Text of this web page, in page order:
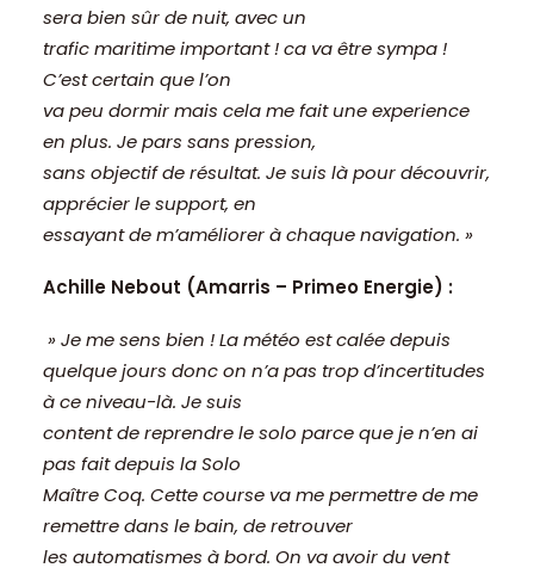
sera bien sûr de nuit, avec un
trafic maritime important ! ca va être sympa !
C’est certain que l’on
va peu dormir mais cela me fait une experience
en plus. Je pars sans pression,
sans objectif de résultat. Je suis là pour découvrir,
apprécier le support, en
essayant de m’améliorer à chaque navigation. »
Achille Nebout (Amarris – Primeo Energie) :
» Je me sens bien ! La météo est calée depuis
quelque jours donc on n’a pas trop d’incertitudes
à ce niveau-là. Je suis
content de reprendre le solo parce que je n’en ai
pas fait depuis la Solo
Maître Coq. Cette course va me permettre de me
remettre dans le bain, de retrouver
les automatismes à bord. On va avoir du vent